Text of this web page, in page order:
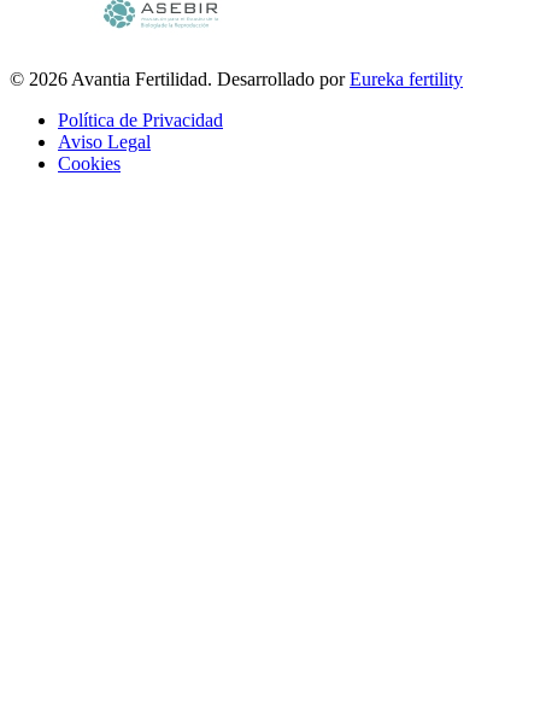
© 2026 Avantia Fertilidad. Desarrollado porEureka fertility
Política de Privacidad
Aviso Legal
Cookies